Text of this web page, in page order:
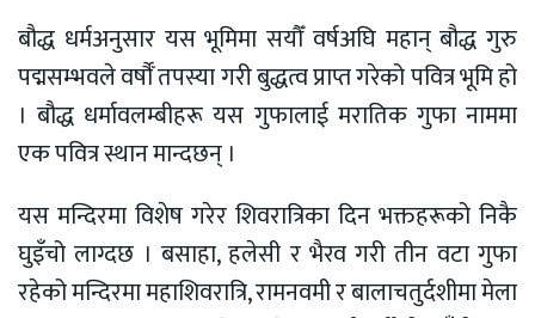
बौद्ध धर्मअनुसार यस भूमिमा सयौँ वर्षअघि महान् बौद्ध गुरु
पद्मसम्भवले वर्षौँ तपस्या गरी बुद्धत्व प्राप्त गरेको पवित्र भूमि हो
। बौद्ध धर्मावलम्बीहरू यस गुफालाई मरातिक गुफा नाममा
एक पवित्र स्थान मान्दछन् ।
यस मन्दिरमा विशेष गरेर शिवरात्रिका दिन भक्तहरूको निकै
घुइँचो लाग्दछ । बसाहा, हलेसी र भैरव गरी तीन वटा गुफा
रहेको मन्दिरमा महाशिवरात्रि, रामनवमी र बालाचतुर्दशीमा मेला